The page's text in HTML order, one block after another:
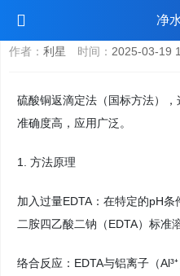
净
聚合氯化铝氧化铝含量检
作者： 利星 时间： 2025-03-19
硫酸铜返滴定法（国标方法）
准确度高，应用广泛。
1. 方法原理
加入过量EDTA：在特定的pH
二胺四乙酸二钠（EDTA）标准
络合反应：EDTA与铝离子（